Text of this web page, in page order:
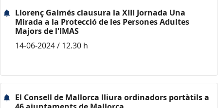
Llorenç Galmés clausura la XIII Jornada Una
Mirada a la Protecció de les Persones Adultes
Majors de l'IMAS
14-06-2024 / 12.30 h
El Consell de Mallorca lliura ordinadors portàtils a